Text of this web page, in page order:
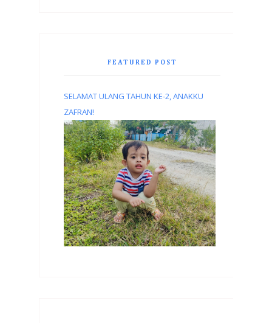
FEATURED POST
SELAMAT ULANG TAHUN KE-2, ANAKKU
ZAFRAN!